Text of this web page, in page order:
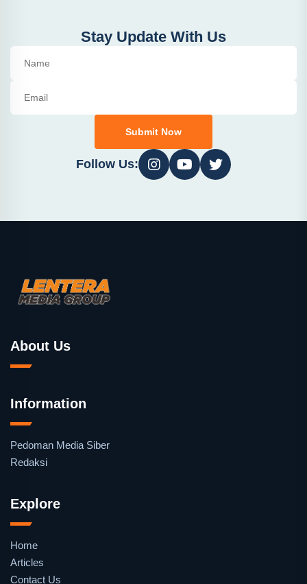
Stay Update With Us
Submit Now
Follow Us:
About Us
Information
Pedoman Media Siber
Redaksi
Explore
Home
Articles
Contact Us